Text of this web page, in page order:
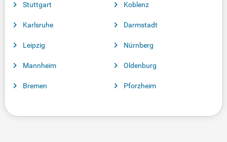
Stuttgart
Karlsruhe
Leipzig
Mannheim
Bremen
Koblenz
Darmstadt
Nürnberg
Oldenburg
Pforzheim